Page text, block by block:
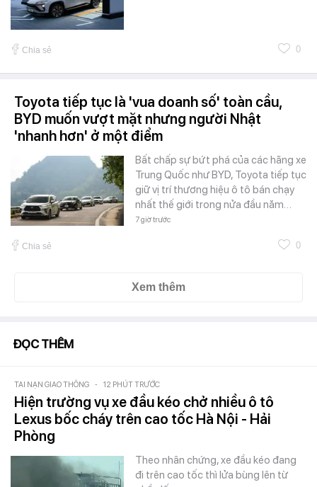
Chia sẻ 0
Toyota tiếp tục là 'vua doanh số' toàn cầu,
BYD muốn vượt mặt nhưng người Nhật
'nhanh hơn' ở một điểm
Bất chấp sự bứt phá của các hãng xe
Trung Quốc như BYD, Toyota tiếp tục
giữ vị trí thương hiệu ô tô bán chạy
nhất thế giới trong nửa đầu năm…
7 giờ trước
Chia sẻ 0
Xem thêm
ĐỌC THÊM
TAI NẠN GIAO THÔNG - 12 PHÚT TRƯỚC
Hiện trường vụ xe đầu kéo chở nhiều ô tô
Lexus bốc cháy trên cao tốc Hà Nội - Hải
Phòng
Theo nhân chứng, xe đầu kéo đang
đi trên cao tốc thì lửa bùng lên từ